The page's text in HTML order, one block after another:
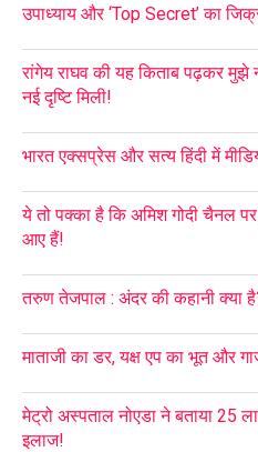
उपाध्याय और ‘Top Secret’ का
रांगेय राघव की यह किताब पढ़कर
नई दृष्टि मिली!
भारत एक्सप्रेस और सत्य हिंदी में
ये तो पक्का है कि अमिश गोदी चैनल
आए हैं!
तरुण तेजपाल : अंदर की कहानी क्या
माताजी का डर, यक्ष एप का भूत और
मेट्रो अस्पताल नोएडा ने बताया 25
इलाज!